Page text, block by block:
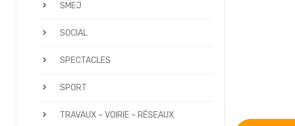
SMEJ
SOCIAL
SPECTACLES
SPORT
TRAVAUX – VOIRIE – RÉSEAUX